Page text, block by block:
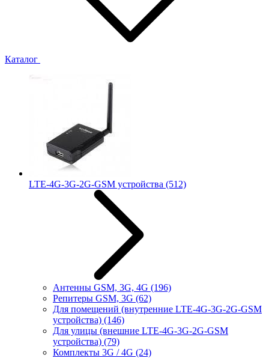
Каталог
LTE-4G-3G-2G-GSM устройства (512)
Антенны GSM, 3G, 4G (196)
Репитеры GSM, 3G (62)
Для помещений (внутренние LTE-4G-3G-2G-GSM
устройства) (146)
Для улицы (внешние LTE-4G-3G-2G-GSM
устройства) (79)
Комплекты 3G / 4G (24)